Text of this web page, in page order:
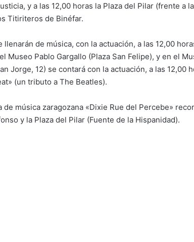
y a las 12,00 horas la Plaza del Pilar (frente a
Titiriteros de Binéfar.
llenarán de música, con la actuación, a las 12,00
Museo Pablo Gargallo (Plaza San Felipe), y en el
Jorge, 12) se contará con la actuación, a las 12,00
(un tributo a The Beatles).
de música zaragozana «Dixie Rue del Percebe»
y la Plaza del Pilar (Fuente de la Hispanidad).